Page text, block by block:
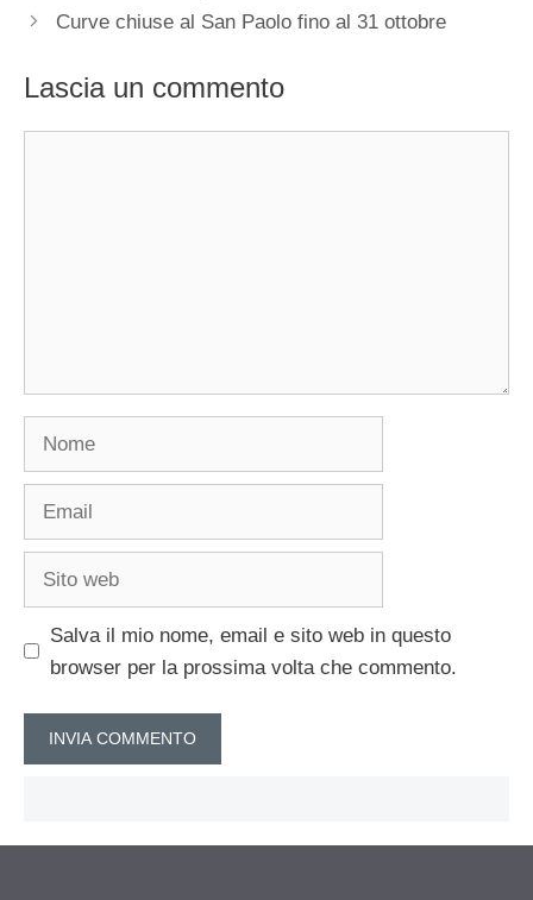
Curve chiuse al San Paolo fino al 31 ottobre
Lascia un commento
Nome
Email
Sito
Salva il mio nome, email e sito web in questo
browser per la prossima volta che commento.